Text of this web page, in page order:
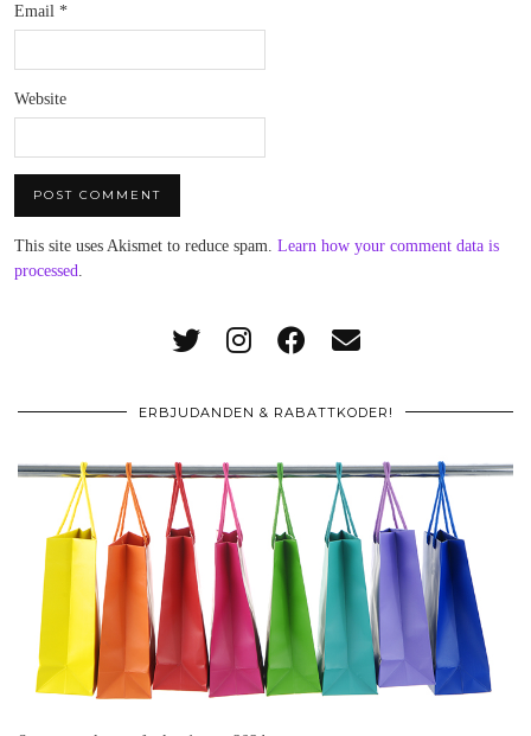
Email *
Website
This site uses Akismet to reduce spam. Learn how your comment data is
processed.
ERBJUDANDEN & RABATTKODER!